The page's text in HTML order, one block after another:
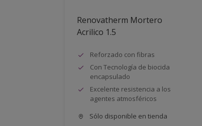
Renovatherm Mortero
Acrilico 1.5
Reforzado con fibras
Con Tecnología de biocida
encapsulado
Excelente resistencia a los
agentes atmosféricos
Sólo disponible en tienda